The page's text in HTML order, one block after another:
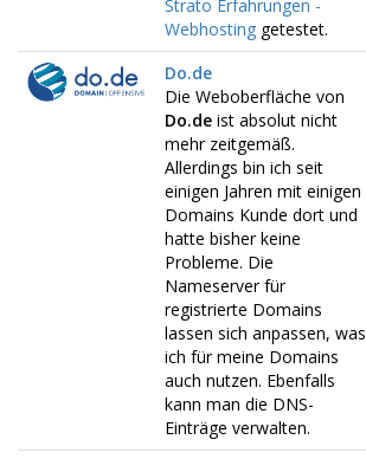
Strato Erfahrungen -
Webhosting getestet.
Do.de
Die Weboberfläche von
Do.de ist absolut nicht
mehr zeitgemäß.
Allerdings bin ich seit
einigen Jahren mit einigen
Domains Kunde dort und
hatte bisher keine
Probleme. Die
Nameserver für
registrierte Domains
lassen sich anpassen, was
ich für meine Domains
auch nutzen. Ebenfalls
kann man die DNS-
Einträge verwalten.